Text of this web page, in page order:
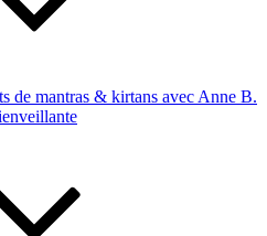
de mantras & kirtans avec Anne B.